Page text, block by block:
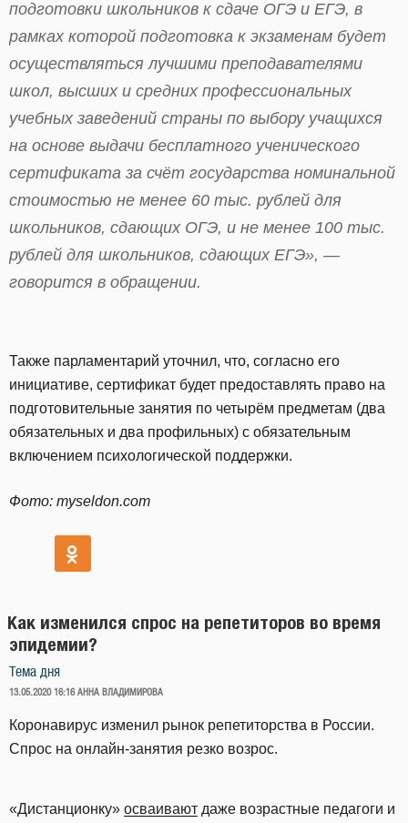
подготовки школьников к сдаче ОГЭ и ЕГЭ, в
рамках которой подготовка к экзаменам будет
осуществляться лучшими преподавателями
школ, высших и средних профессиональных
учебных заведений страны по выбору учащихся
на основе выдачи бесплатного ученического
сертификата за счёт государства номинальной
стоимостью не менее 60 тыс. рублей для
школьников, сдающих ОГЭ, и не менее 100 тыс.
рублей для школьников, сдающих ЕГЭ», —
говорится в обращении.
Также парламентарий уточнил, что, согласно его
инициативе, сертификат будет предоставлять право на
подготовительные занятия по четырём предметам (два
обязательных и два профильных) с обязательным
включением психологической поддержки.
Фото: myseldon.com
Как изменился спрос на репетиторов во время
эпидемии?
Тема дня
ОПУБЛИКОВАНО
13.05.2020 16:16 АННА ВЛАДИМИРОВА
Коронавирус изменил рынок репетиторства в России.
Спрос на онлайн-занятия резко возрос.
«Дистанционку» осваивают даже возрастные педагоги и